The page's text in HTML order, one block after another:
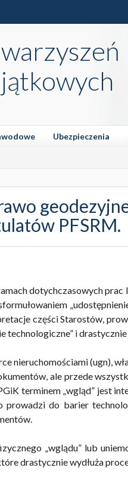
Ubezpieczenia
PFSRM.
dotychczasowych
części Starostów,
i drastycznie
nieruchomościami (ugn),
ale przede
terminem „wgląd” jest
do barier
„wglądu” lub
drastycznie wydłuża